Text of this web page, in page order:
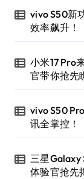
vivo S50新
效率飙升！
小米17 Pro
官带你抢先
vivo S50
讯全掌控！
三星Galaxy
体验官抢先